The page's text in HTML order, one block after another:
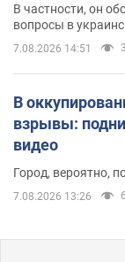
В частности, он
вопросы в
7.08.2026 14:51
В
взрывы:
видео
Город, вероятно,
7.08.2026 13:26